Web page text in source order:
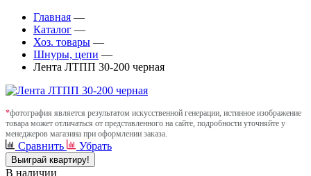
Главная —
Каталог —
Хоз. товары —
Шнуры, цепи —
Лента ЛТПП 30-200 черная
*фотография является результатом искусственной генерации, истинное изображение
товара может отличаться от представленного на сайте, подробности уточняйте у
менеджеров магазина при оформлении заказа.
Сравнить Убрать
Выиграй квартиру!
В наличии